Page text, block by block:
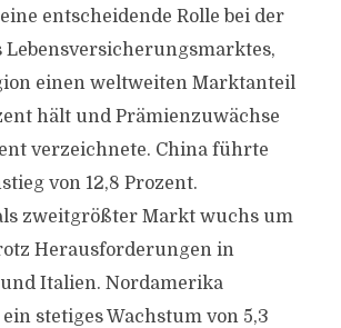
entscheidende Rolle bei der
Lebensversicherungsmarktes,
einen weltweiten Marktanteil
hält und Prämienzuwächse
verzeichnete. China führte
von 12,8 Prozent.
zweitgrößter Markt wuchs um
Herausforderungen in
Italien. Nordamerika
stetiges Wachstum von 5,3